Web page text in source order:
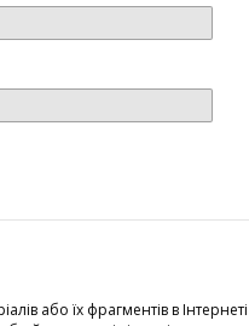
або їх фрагментів в Інтернеті